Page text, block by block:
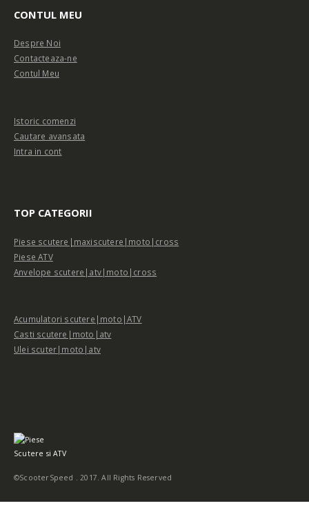
CONTUL MEU
Despre Noi
Contacteaza-ne
Contul Meu
Istoric comenzi
Cautare avansata
Intra in cont
TOP CATEGORII
Piese scutere|maxiscutere|moto|cross
Piese ATV
Anvelope scutere|atv|moto|cross
Acumulatori scutere|moto|ATV
Casti scutere|moto|atv
Ulei scuter|moto|atv
©ScooterSpeed . 2017. All Rights Reserved